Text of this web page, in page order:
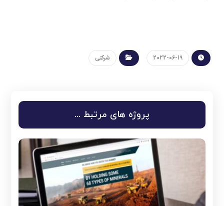
2022-06-19 شرکتی
پروژه های مرتبط ...